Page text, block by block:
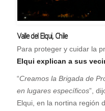
Valle del Elqui, Chile
Para proteger y cuidar la
Elqui explican a sus
“Creamos la Brigada de
en lugares específicos”,
Elqui, en la nortina región